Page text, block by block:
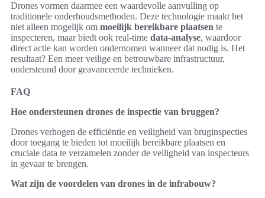
Drones vormen daarmee een waardevolle aanvulling op
traditionele onderhoudsmethoden. Deze technologie maakt het
niet alleen mogelijk om moeilijk bereikbare plaatsen te
inspecteren, maar biedt ook real-time data-analyse, waardoor
direct actie kan worden ondernomen wanneer dat nodig is. Het
resultaat? Een meer veilige en betrouwbare infrastructuur,
ondersteund door geavanceerde technieken.
FAQ
Hoe ondersteunen drones de inspectie van bruggen?
Drones verhogen de efficiëntie en veiligheid van bruginspecties
door toegang te bieden tot moeilijk bereikbare plaatsen en
cruciale data te verzamelen zonder de veiligheid van inspecteurs
in gevaar te brengen.
Wat zijn de voordelen van drones in de infrabouw?